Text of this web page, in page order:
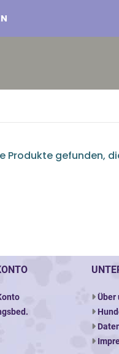
Produkte gefunden,
Über